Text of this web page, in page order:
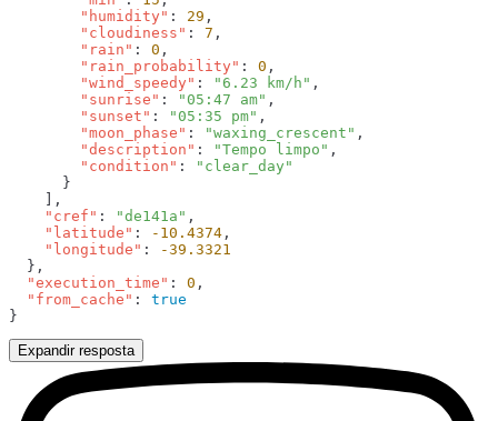
        "humidity"
: 29
        "cloudiness"
: 7
        "rain"
: 0
        "rain_probability"
: 0
        "wind_speedy"
: "6.23 km/h"
        "sunrise"
: "05:47 am"
        "sunset"
: "05:35 pm"
        "moon_phase"
: "waxing_crescent"
        "description"
: "Tempo limpo"
        "condition"
:
    "cref"
: "de141a"
    "latitude"
: -10.4374
    "longitude"
:
  "execution_time"
: 0
  "from_cache"
:
Expandir resposta